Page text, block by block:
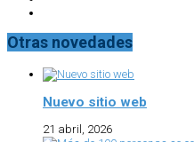
Otras novedades
Nuevo sitio web
21 abril, 2026